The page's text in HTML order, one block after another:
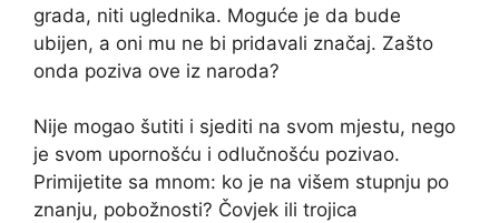
grada, niti uglednika. Moguće je da bude
ubijen, a oni mu ne bi pridavali značaj. Zašto
onda poziva ove iz naroda?
Nije mogao šutiti i sjediti na svom mjestu, nego
je svom upornošću i odlučnošću pozivao.
Primijetite sa mnom: ko je na višem stupnju po
znanju, pobožnosti? Čovjek ili trojica